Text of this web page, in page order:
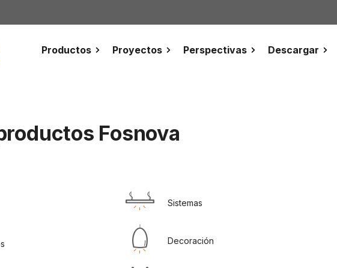
Productos Proyectos Perspectivas Descargar
Fosnova
Sistemas
Decoración